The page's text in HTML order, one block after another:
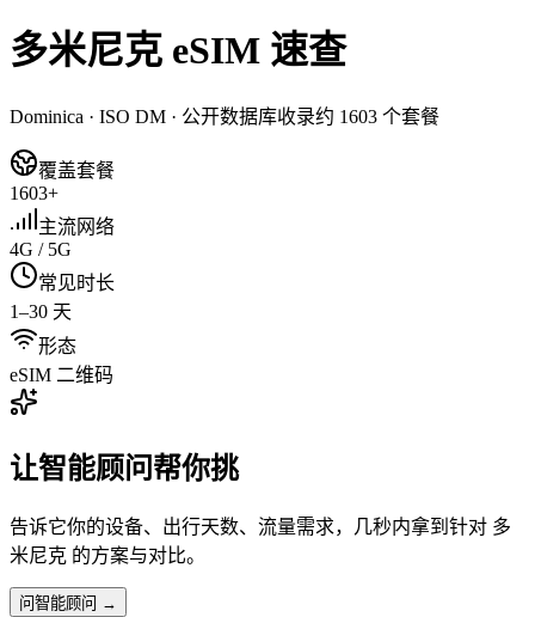
多米尼克 eSIM 速查
Dominica · ISO DM · 公开数据库收录约 1603 个套餐
覆盖套餐
1603+
主流网络
4G / 5G
常见时长
1–30 天
形态
eSIM 二维码
让智能顾问帮你挑
告诉它你的设备、出行天数、流量需求，几秒内拿到针对 多
米尼克 的方案与对比。
问智能顾问 →